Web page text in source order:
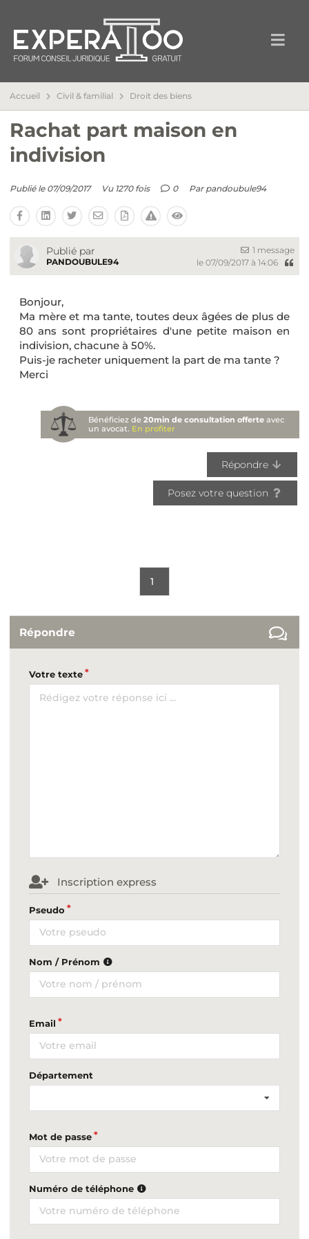
Accueil Civil & familial Droit des biens
Rachat part maison en
indivision
Publié le 07/09/2017 Vu 1270 fois 0 Par pandoubule94
Publié par
PANDOUBULE94
1 message
le 07/09/2017 à 14:06
Bonjour,
Ma mère et ma tante, toutes deux âgées de plus de
80 ans sont propriétaires d'une petite maison en
indivision, chacune à 50%.
Puis-je racheter uniquement la part de ma tante ?
Merci
Bénéficiez de20min de consultation offerte avec
un avocat. En profiter
Répondre
Posez votre question
1
Répondre
Votre texte
Inscription express
Pseudo
Nom / Prénom
Email
Département
Mot de passe
Numéro de téléphone